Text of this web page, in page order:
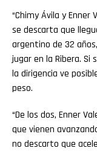
“Chimy Ávila y Enner
se descarta que
argentino de 32
jugar en la Ribera. Si
la dirigencia ve
peso.
“De los dos, Enner
que vienen
no descarto que